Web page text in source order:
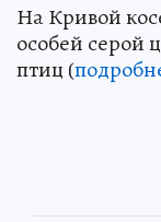
На Кривой
особей серой
птиц (